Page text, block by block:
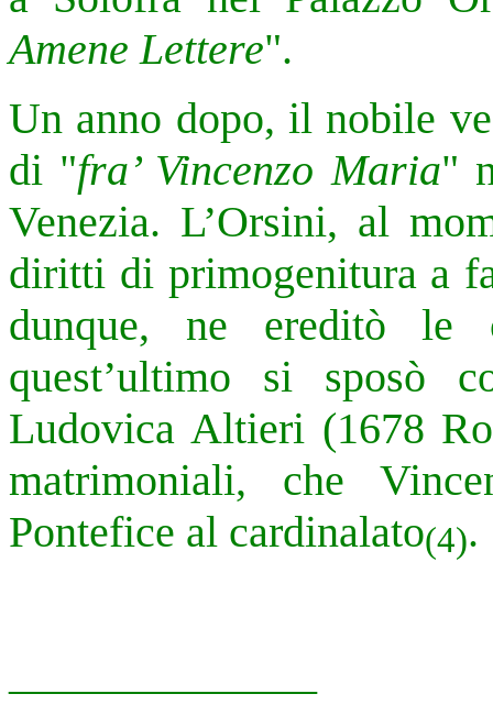
Amene Lettere".
Un anno dopo, il nobile
di "fra’ Vincenzo Maria"
Venezia. L’Orsini, al
diritti di primogenitura a
dunque, ne ereditò
quest’ultimo si sposò
Ludovica Altieri (1678
matrimoniali, che
Pontefice al cardinalato(4).